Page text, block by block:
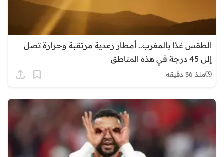
الطقس غدًا بالمغرب.. أمطار رعدية مرتقبة وحرارة تصل
إلى 45 درجة في هذه المناطق
منذ 36 دقيقة